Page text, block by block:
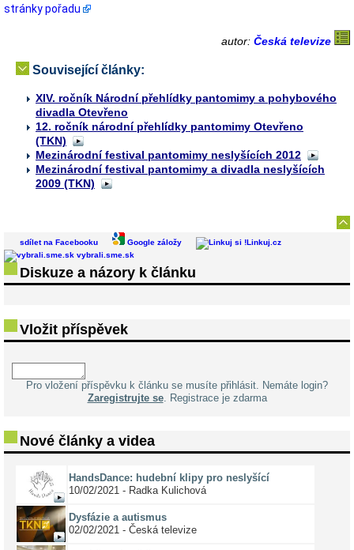
stránky pořadu
autor: Česká televize
Související články:
XIV. ročník Národní přehlídky pantomimy a pohybového
divadla Otevřeno
12. ročník národní přehlídky pantomimy Otevřeno
(TKN)
Mezinárodní festival pantomimy neslyšících 2012
Mezinárodní festival pantomimy a divadla neslyšících
2009 (TKN)
sdílet na Facebooku Google záložy
Linkuj.cz
vybrali.sme.sk
Diskuze a názory k článku
Vložit příspěvek
Pro vložení příspěvku k článku se musíte přihlásit. Nemáte login?
Zaregistrujte se. Registrace je zdarma
Nové články a videa
HandsDance: hudební klipy pro neslyšící
10/02/2021 - Radka Kulichová
Dysfázie a autismus
02/02/2021 - Česká televize